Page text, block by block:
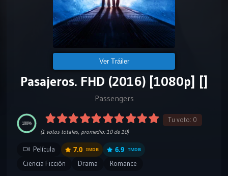
Ver Tráiler
Pasajeros. FHD (2016) [1080p] []
Passengers
100% Tu voto: 0
(1 votos totales, promedio: 10de 10)
Película 7.0 IMDB 6.9 TMDB
Ciencia Ficción Drama Romance